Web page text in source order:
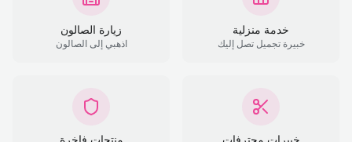
خدمة منزلية
خبيرة تجميل تصل إليك
زيارة الصالون
اذهبي إلى الصالون
خبيرات محترفات منتجات فاخرة